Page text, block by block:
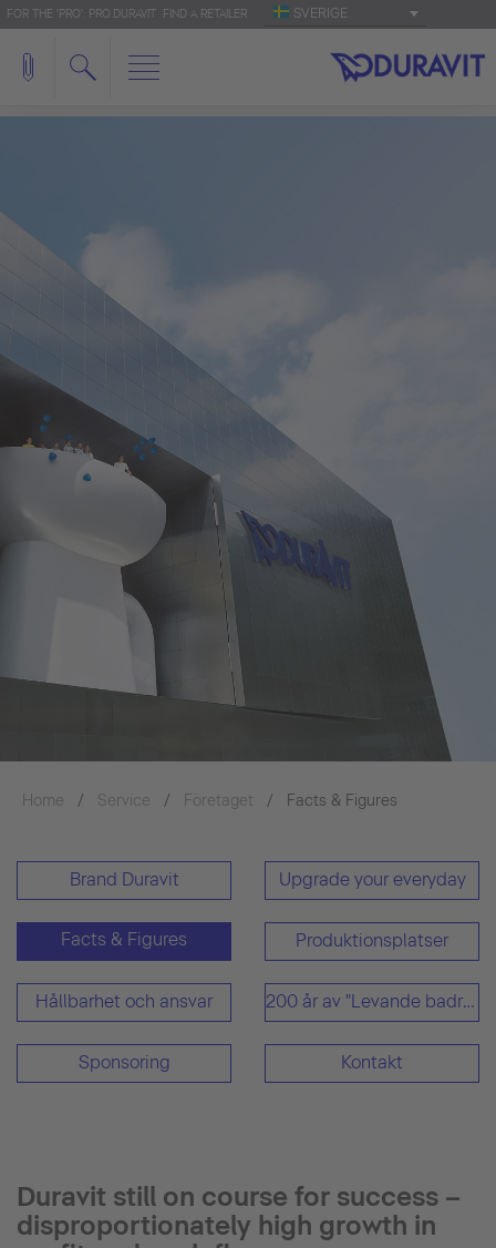
FOR THE 'PRO': PRO.DURAVIT FIND A RETAILER SVERIGE
Home Service Företaget Facts & Figures
Brand Duravit Upgrade your everyday
Facts & Figures Produktionsplatser
Hållbarhet och ansvar 200 år av "Levande badrum"
Sponsoring Kontakt
Duravit still on course for success –
disproportionately high growth in